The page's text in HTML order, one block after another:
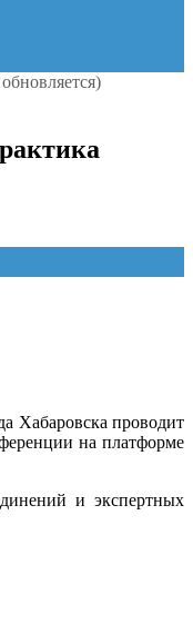
Хабаровска проводит
на платформе
и экспертных